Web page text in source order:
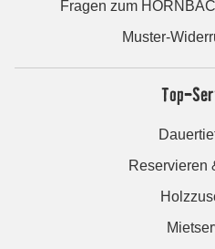
Fragen zum
Muster-
Top-
Reservieren